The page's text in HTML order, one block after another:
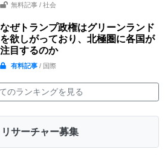
無料記事 / 社会
なぜトランプ政権はグリーンランド
を欲しがっており、北極圏に各国が
注目するのか
有料記事/ 国際
のランキングを見る
リサーチャー募集